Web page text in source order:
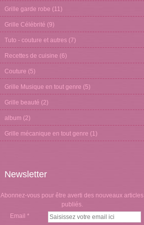
Grille garde robe (11)
Grille Célébrité (9)
Tuto - couture et autres (7)
Recettes de cuisine (6)
Couture (5)
Grille Musique en tout genre (5)
Grille beauté (2)
album (2)
Grille mécanique en tout genre (1)
Newsletter
Abonnez-vous pour être averti des nouveaux articles
publiés.
Email